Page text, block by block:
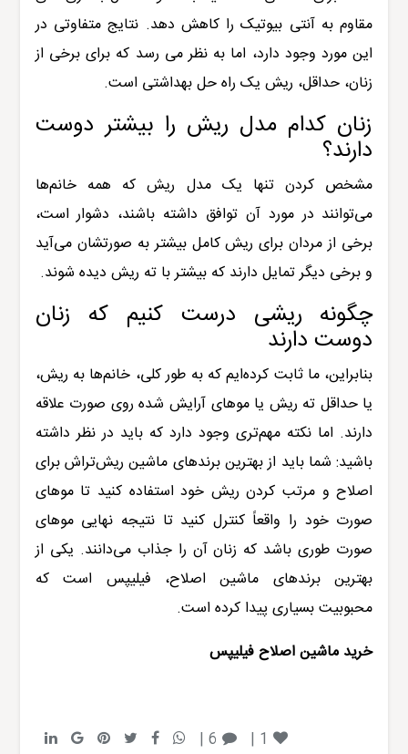
مقاوم به آنتی بیوتیک را کاهش دهد. نتایج متفاوتی در
این مورد وجود دارد، اما به نظر می رسد که برای برخی از
زنان، حداقل، ریش یک راه حل بهداشتی است.
زنان کدام مدل ریش را بیشتر دوست
دارند؟
مشخص کردن تنها یک مدل ریش که همه خانم‌ها
می‌توانند در مورد آن توافق داشته باشند، دشوار است،
برخی از مردان برای ریش کامل بیشتر به صورتشان می‌آید
و برخی دیگر تمایل دارند که بیشتر با ته ریش دیده شوند.
چگونه ریشی درست کنیم که زنان
دوست دارند
بنابراین، ما ثابت کرده‌ایم که به طور کلی، خانم‌ها به ریش،
یا حداقل ته ریش یا موهای آرایش شده روی صورت علاقه
دارند. اما نکته مهم‌تری وجود دارد که باید در نظر داشته
باشید: شما باید از بهترین برندهای ماشین ریش‌تراش برای
اصلاح و مرتب کردن ریش خود استفاده کنید تا موهای
صورت خود را واقعاً کنترل کنید تا نتیجه نهایی موهای
صورت طوری باشد که زنان آن را جذاب می‌دانند. یکی از
بهترین برندهای ماشین اصلاح، فیلیپس است که
محبوبیت بسیاری پیدا کرده است.
خرید ماشین اصلاح فیلیپس
1
|